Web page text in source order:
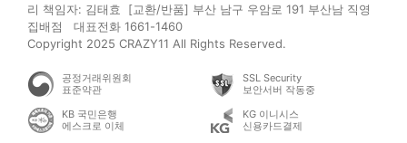
리 책임자: 김태효 [교환/반품] 부산 남구 우암로 191 부산남 직영
집배점 대표전화 1661-1460
Copyright 2025 CRAZY11 All Rights Reserved.
공정거래위원회
표준약관
SSL Security
보안서버 작동중
KB 국민은행
에스크로 이체
KG 이니시스
신용카드결제